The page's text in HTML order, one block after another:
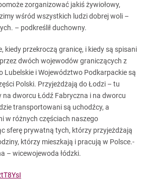
zorganizować jakiś żywiołowy,
wśród wszystkich ludzi dobrej woli –
– podkreślił duchowny.
kiedy przekroczą granicę, i kiedy są spisani
dwóch wojewodów graniczących z
Lubelskie i Województwo Podkarpackie są
Polski. Przyjeżdżają do Łodzi – tu
dworcu Łódź Fabryczna i na dworcu
transportowani są uchodźcy, a
w różnych częściach naszego
sferę prywatną tych, którzy przyjeżdżają
którzy mieszkają i pracują w Polsce.-
– wicewojewoda łódzki.